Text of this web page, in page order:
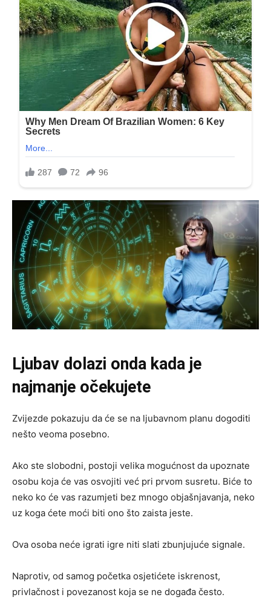
Ljubav dolazi onda kada je
najmanje očekujete
Zvijezde pokazuju da će se na ljubavnom planu dogoditi
nešto veoma posebno.
Ako ste slobodni, postoji velika mogućnost da upoznate
osobu koja će vas osvojiti već pri prvom susretu. Biće to
neko ko će vas razumjeti bez mnogo objašnjavanja, neko
uz koga ćete moći biti ono što zaista jeste.
Ova osoba neće igrati igre niti slati zbunjujuće signale.
Naprotiv, od samog početka osjetićete iskrenost,
privlačnost i povezanost koja se ne događa često.